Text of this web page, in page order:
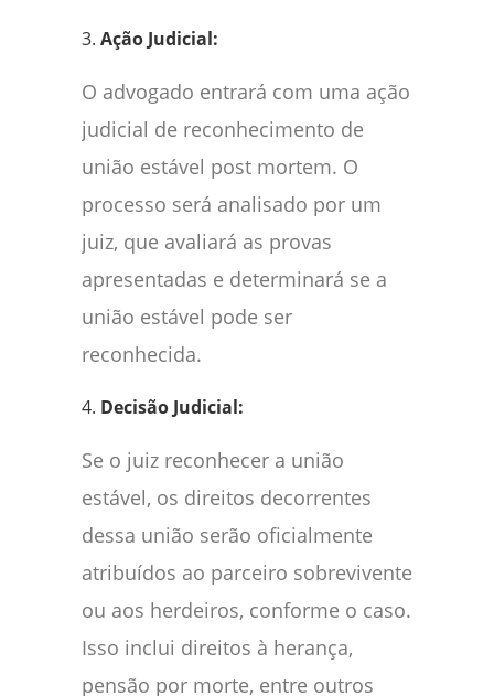
3. Ação Judicial:
O advogado entrará com uma ação
judicial de reconhecimento de
união estável post mortem. O
processo será analisado por um
juiz, que avaliará as provas
apresentadas e determinará se a
união estável pode ser
reconhecida.
4. Decisão Judicial:
Se o juiz reconhecer a união
estável, os direitos decorrentes
dessa união serão oficialmente
atribuídos ao parceiro sobrevivente
ou aos herdeiros, conforme o caso.
Isso inclui direitos à herança,
pensão por morte, entre outros